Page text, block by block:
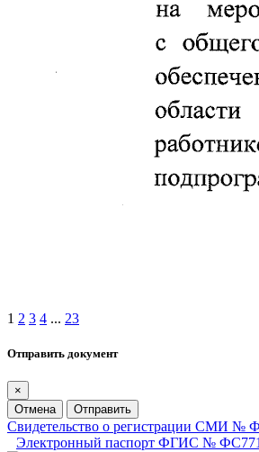
1 2 3 4 ... 23
Отправить документ
×
Отмена
Отправить
Свидетельство о регистрации СМИ №
Электронный паспорт ФГИС №